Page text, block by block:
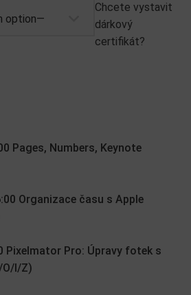
option—
Chcete vystavit
dárkový
certifikát?
Pages, Numbers, Keynote
Organizace času s Apple
Pixelmator Pro: Úpravy fotek s
I/Z)